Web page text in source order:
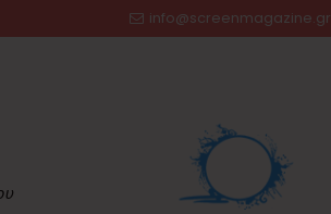
info@screenmagazine.gr